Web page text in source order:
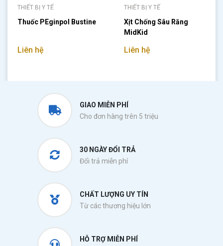
THIẾT BỊ Y TẾ
Thuốc PEginpol Bustine
Liên hệ
THIẾT BỊ Y TẾ
Xịt Chống Sâu Răng
MidKid
Liên hệ
GIAO MIỄN PHÍ
Cho đơn hàng trên 5 triệu
30 NGÀY ĐỔI TRẢ
Đổi trả miễn phí
CHẤT LƯỢNG UY TÍN
Từ các thương hiệu lớn
HỖ TRỢ MIỄN PHÍ